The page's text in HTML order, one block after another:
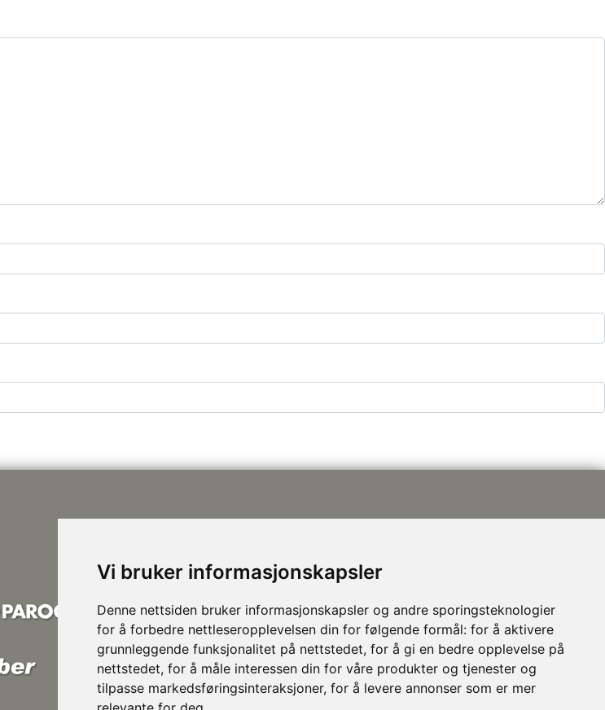
Vi bruker informasjonskapsler
Denne nettsiden bruker informasjonskapsler og andre sporingsteknologier
for å forbedre nettleseropplevelsen din for følgende formål: for å aktivere
grunnleggende funksjonalitet på nettstedet, for å gi en bedre opplevelse på
nettstedet, for å måle interessen din for våre produkter og tjenester og
tilpasse markedsføringsinteraksjoner, for å levere annonser som er mer
907 76 420
948 80 685
Følg oss på Facebook